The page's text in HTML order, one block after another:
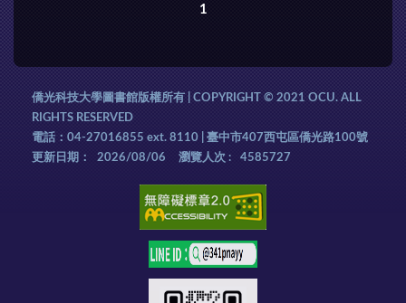
1
僑光科技大學圖書館版權所有 | COPYRIGHT © 2021 OCU. ALL
RIGHTS RESERVED
電話：04-27016855 ext. 8110 | 臺中市407西屯區僑光路100號
更新日期：
2026/08/06 瀏覽人次 : 4585727